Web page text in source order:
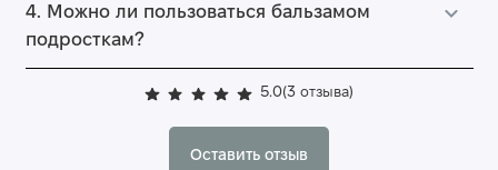
4. Можно ли пользоваться бальзамом
подросткам?
5.0(3 отзыва)
Оставить отзыв